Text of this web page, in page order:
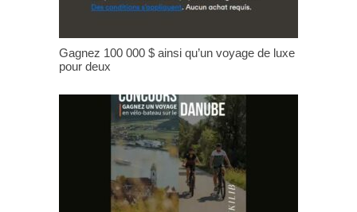
Gagnez 100 000 $ ainsi qu’un voyage de luxe
pour deux